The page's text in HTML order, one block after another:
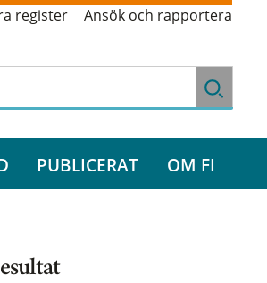
register Ansök och rapportera
PUBLICERAT OM FI